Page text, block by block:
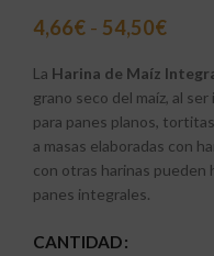
4,66€ - 54,50€
La Harina de Maíz
grano seco del maíz, al
para panes planos,
a masas elaboradas con
con otras harinas
panes integrales.
CANTIDAD